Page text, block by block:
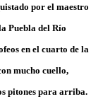
por el maestro
Puebla del Río
en el cuarto de la
mucho cuello,
pitones para arriba.